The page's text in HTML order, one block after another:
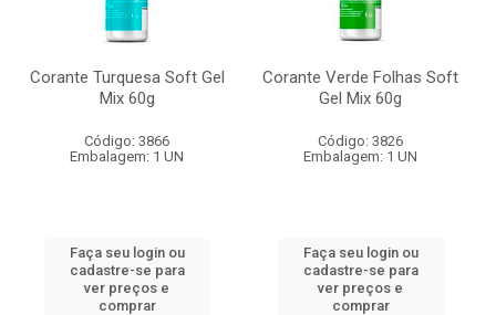
Corante Turquesa Soft Gel
Mix 60g
Código: 3866
Embalagem: 1 UN
Faça seu login ou
cadastre-se para
ver preços e
comprar
Corante Verde Folhas Soft
Gel Mix 60g
Código: 3826
Embalagem: 1 UN
Faça seu login ou
cadastre-se para
ver preços e
comprar